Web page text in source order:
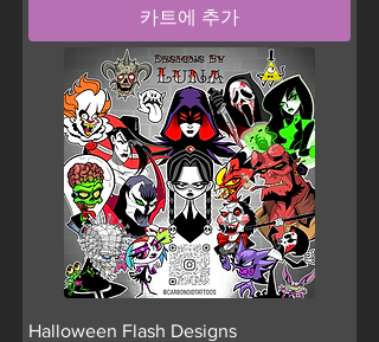
카트에 추가
Halloween Flash Designs